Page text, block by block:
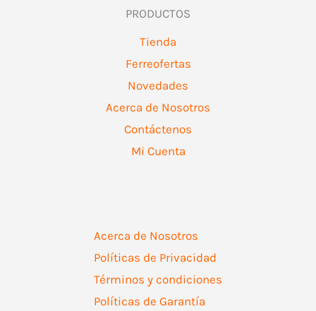
PRODUCTOS
Tienda
Ferreofertas
Novedades
Acerca de Nosotros
Contáctenos
Mi Cuenta
Acerca de Nosotros
Políticas de Privacidad
Términos y condiciones
Políticas de Garantía